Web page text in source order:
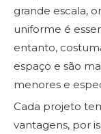
grande escala,
uniforme é
entanto,
espaço e são
menores e
Cada projeto
vantagens, por